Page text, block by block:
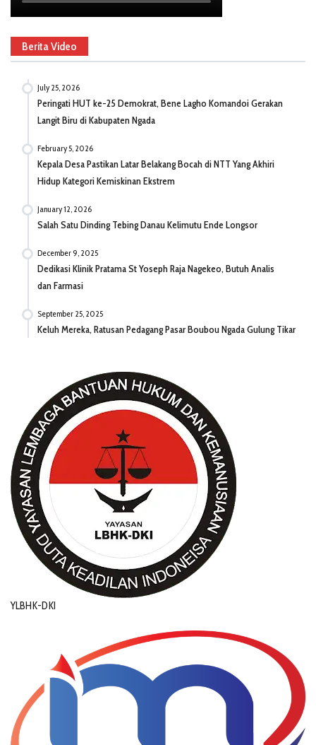
Berita Video
July 25, 2026
Peringati HUT ke-25 Demokrat, Bene Lagho Komandoi Gerakan
Langit Biru di Kabupaten Ngada
February 5, 2026
Kepala Desa Pastikan Latar Belakang Bocah di NTT Yang Akhiri
Hidup Kategori Kemiskinan Ekstrem
January 12, 2026
Salah Satu Dinding Tebing Danau Kelimutu Ende Longsor
December 9, 2025
Dedikasi Klinik Pratama St Yoseph Raja Nagekeo, Butuh Analis
dan Farmasi
September 25, 2025
Keluh Mereka, Ratusan Pedagang Pasar Boubou Ngada Gulung Tikar
YLBHK-DKI